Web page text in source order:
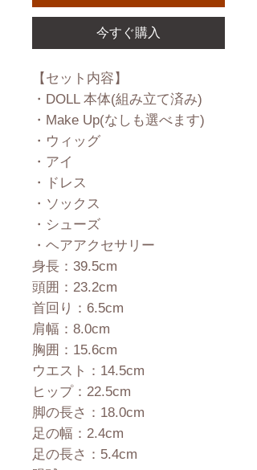
今すぐ購入
【セット内容】
・DOLL 本体(組み立て済み)
・Make Up(なしも選べます)
・ウィッグ
・アイ
・ドレス
・ソックス
・シューズ
・ヘアアクセサリー
身長：39.5cm
頭囲：23.2cm
首回り：6.5cm
肩幅：8.0cm
胸囲：15.6cm
ウエスト：14.5cm
ヒップ：22.5cm
脚の長さ：18.0cm
足の幅：2.4cm
足の長さ：5.4cm